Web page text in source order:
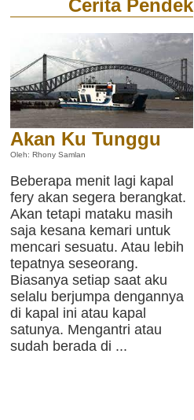
Cerita Pendek
Akan Ku Tunggu
Oleh: Rhony Samlan
Beberapa menit lagi kapal
fery akan segera berangkat.
Akan tetapi mataku masih
saja kesana kemari untuk
mencari sesuatu. Atau lebih
tepatnya seseorang.
Biasanya setiap saat aku
selalu berjumpa dengannya
di kapal ini atau kapal
satunya. Mengantri atau
sudah berada di ...